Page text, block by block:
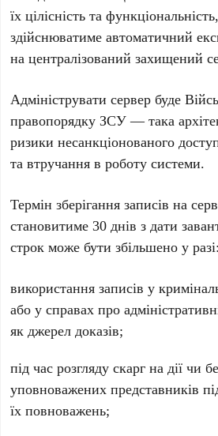
їх цілісність та
здійснюватиме автоматичний
на централізований захищений
Адмініструвати сервер буде
правопорядку ЗСУ — така
ризики несанкціонованого
та втручання в роботу системи.
Термін зберігання записів на
становитиме 30 днів з дати
строк може бути збільшено у разі:
використання записів у
або у справах про
як джерел доказів;
під час розгляду скарг на дії чи
уповноважених представників
їх повноважень;